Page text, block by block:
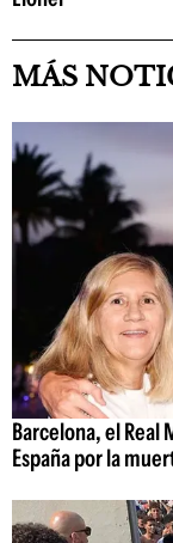
MÁS
Barcelona, el Real
España por la